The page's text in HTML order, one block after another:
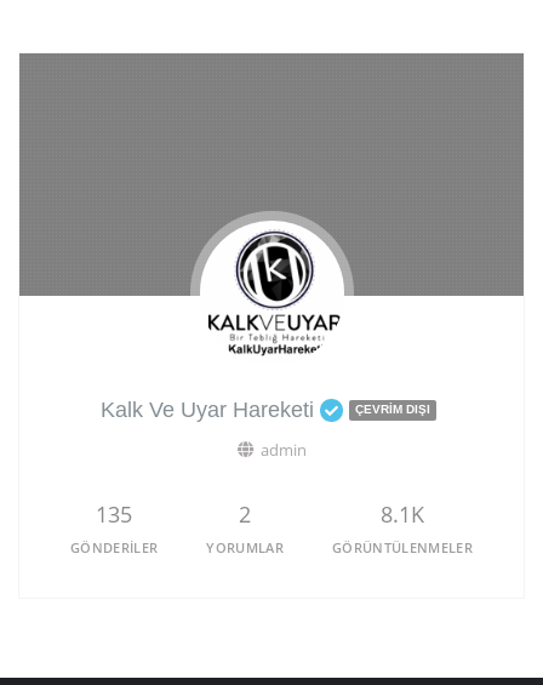
Kalk Ve Uyar Hareketi ÇEVRIM DIŞI
admin
135
GÖNDERILER
2
YORUMLAR
8.1K
GÖRÜNTÜLENMELER